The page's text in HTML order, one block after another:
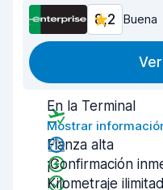
8,2 Buena
En la Terminal
Mostrar
Fianza alta
¡Confirmación
Kilometraje